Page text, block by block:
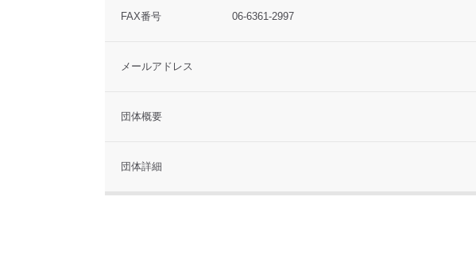
FAX番号 06-6361-2997
メールアドレス
団体概要
団体詳細